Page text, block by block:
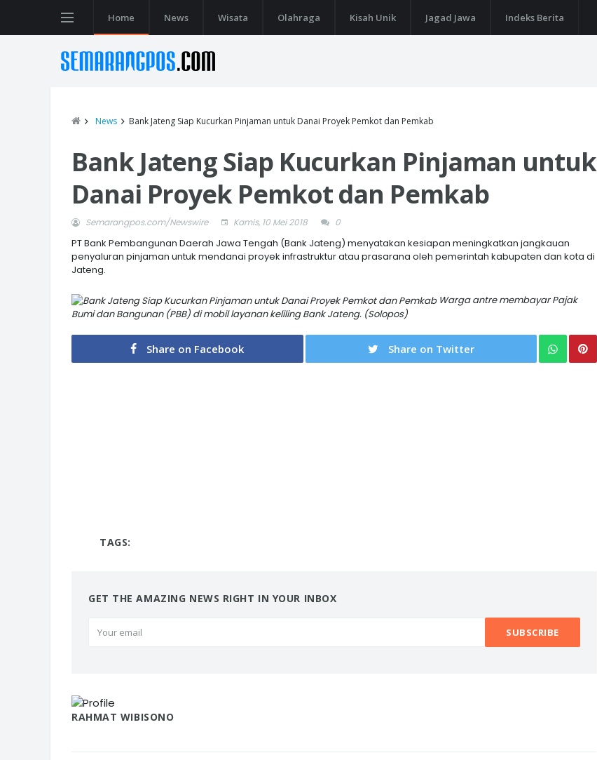
Home News Wisata Olahraga Kisah Unik Jagad Jawa Indeks Berita
News Bank Jateng Siap Kucurkan Pinjaman untuk Danai Proyek Pemkot dan Pemkab
Bank Jateng Siap Kucurkan Pinjaman untuk
Danai Proyek Pemkot dan Pemkab
Semarangpos.com/Newswire Kamis, 10 Mei 2018 0
PT Bank Pembangunan Daerah Jawa Tengah (Bank Jateng) menyatakan kesiapan meningkatkan jangkauan
penyaluran pinjaman untuk mendanai proyek infrastruktur atau prasarana oleh pemerintah kabupaten dan kota di
Jateng.
Warga antre membayar Pajak
Bumi dan Bangunan (PBB) di mobil layanan keliling Bank Jateng. (Solopos)
Share on Facebook Share on Twitter
TAGS:
GET THE AMAZING NEWS RIGHT IN YOUR INBOX
RAHMAT WIBISONO